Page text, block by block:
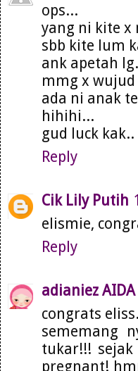
ops...
yang ni kite x
sbb kite lum
ank apetah
mmg x
ada ni anak
hihihi...
gud luck kak..
Reply
Cik Lily Putih
elismie,
Reply
adianiez AIDA
congrats eliss.
sememang
tukar!!!
pregnant!